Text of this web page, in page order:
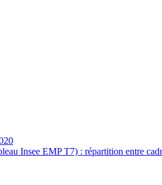
Insee EMP T7) : répartition entre